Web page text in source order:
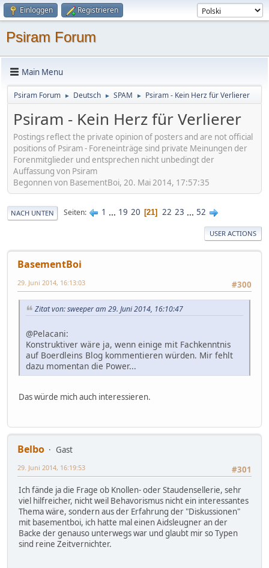
Einloggen Registrieren
Psiram Forum
Main Menu
Psiram Forum ► Deutsch ► SPAM ► Psiram - Kein Herz für Verlierer
Psiram - Kein Herz für Verlierer
Postings reflect the private opinion of posters and are not official
positions of Psiram - Foreneinträge sind private Meinungen der
Forenmitglieder und entsprechen nicht unbedingt der
Auffassung von Psiram
Begonnen von BasementBoi, 20. Mai 2014, 17:57:35
NACH UNTEN Seiten 1 ... 19 20 21 22 23 ... 52
USER ACTIONS
BasementBoi
#300
29. Juni 2014, 16:13:03
Zitat von: sweeper am 29. Juni 2014, 16:10:47
@Pelacani:
Konstruktiver wäre ja, wenn einige mit Fachkenntnis
auf Boerdleins Blog kommentieren würden. Mir fehlt
dazu momentan die Power...
Das würde mich auch interessieren.
Belbo
Gast
#301
29. Juni 2014, 16:19:53
Ich fände ja die Frage ob Knollen- oder Staudensellerie, sehr
viel hilfreicher, nicht weil Behavorismus nicht ein interessantes
Thema wäre, sondern aus der Erfahrung der "Diskussionen"
mit basementboi, ich hatte mal einen Aidsleugner an der
Backe der genauso unterwegs war und glaubt mir so Typen
sind reine Zeitvernichter.